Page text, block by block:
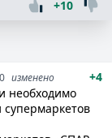
+10
изменено
+4
необходимо
супермаркетов